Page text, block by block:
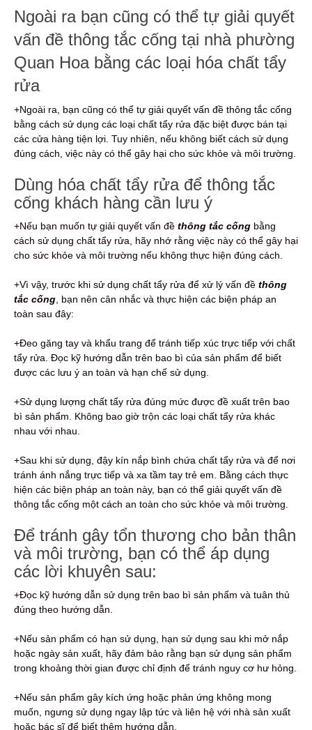
Ngoài ra bạn cũng có thể tự giải quyết
vấn đề thông tắc cống tại nhà phường
Quan Hoa bằng các loại hóa chất tẩy
rửa
+Ngoài ra, bạn cũng có thể tự giải quyết vấn đề thông tắc cống
bằng cách sử dụng các loại chất tẩy rửa đặc biệt được bán tại
các cửa hàng tiện lợi. Tuy nhiên, nếu không biết cách sử dụng
đúng cách, việc này có thể gây hại cho sức khỏe và môi trường.
Dùng hóa chất tẩy rửa để thông tắc
cống khách hàng cần lưu ý
+Nếu bạn muốn tự giải quyết vấn đề thông tắc cống bằng
cách sử dụng chất tẩy rửa, hãy nhớ rằng việc này có thể gây hại
cho sức khỏe và môi trường nếu không thực hiện đúng cách.
+Vì vậy, trước khi sử dụng chất tẩy rửa để xử lý vấn đề thông
tắc cống , bạn nên cân nhắc và thực hiện các biện pháp an
toàn sau đây:
+Đeo găng tay và khẩu trang để tránh tiếp xúc trực tiếp với chất
tẩy rửa. Đọc kỹ hướng dẫn trên bao bì của sản phẩm để biết
được các lưu ý an toàn và hạn chế sử dụng.
+Sử dụng lượng chất tẩy rửa đúng mức được đề xuất trên bao
bì sản phẩm. Không bao giờ trộn các loại chất tẩy rửa khác
nhau với nhau.
+Sau khi sử dụng, đậy kín nắp bình chứa chất tẩy rửa và để nơi
tránh ánh nắng trực tiếp và xa tầm tay trẻ em. Bằng cách thực
hiện các biện pháp an toàn này, bạn có thể giải quyết vấn đề
thông tắc cống một cách an toàn cho sức khỏe và môi trường.
Để tránh gây tổn thương cho bản thân
và môi trường, bạn có thể áp dụng
các lời khuyên sau:
+Đọc kỹ hướng dẫn sử dụng trên bao bì sản phẩm và tuân thủ
đúng theo hướng dẫn.
+Nếu sản phẩm có hạn sử dụng, hạn sử dụng sau khi mở nắp
hoặc ngày sản xuất, hãy đảm bảo rằng bạn sử dụng sản phẩm
trong khoảng thời gian được chỉ định để tránh nguy cơ hư hỏng.
+Nếu sản phẩm gây kích ứng hoặc phản ứng không mong
muốn, ngưng sử dụng ngay lập tức và liên hệ với nhà sản xuất
hoặc bác sĩ để biết thêm hướng dẫn.